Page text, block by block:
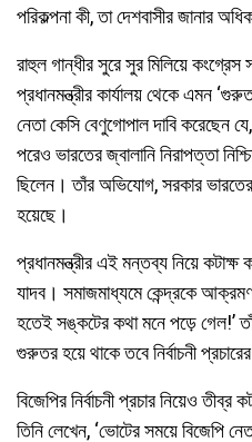
পরিকল্পনা কী, তা দেশবাসীর জানার
রাহুল গান্ধীর সুরে সুর মিলিয়ে
প্রধানমন্ত্রীর কার্যালয় থেকে এমন
নেতা কেসি বেণুগোপাল দাবি
পরেও ভারতের জ্বালানি নিরাপত্তা
ছিলেন। তাঁর অভিযোগ, সরকার ভারতের
হয়েছে।
প্রধানমন্ত্রীর এই মন্তব্য নিয়ে কটাক্ষ
যাদব। সমাজমাধ্যমেকেন্দ্রকে
হতেই সঙ্কটের কথা মনে পড়ে গেল!’
গুরুতর হয়ে থাকে তবে নির্বাচনী
বিজেপির নির্বাচনী প্রচার নিয়েও তীব্র
তিনি লেখেন, ‘ভোটের সময়ে বিজেপি